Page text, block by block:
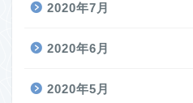
2020年7月
2020年6月
2020年5月